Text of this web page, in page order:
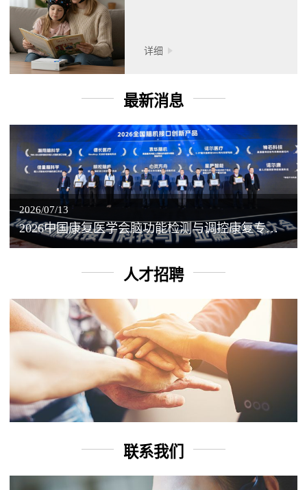
详细
最新消息
2026/07/13
2026中国康复医学会脑功能检测与调控康复专业委员会学术年会丨脑客中国：脑机接口——EEG驱动TMS闭环调控工作坊
人才招聘
联系我们